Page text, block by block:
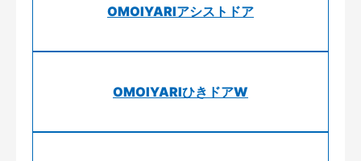
OMOIYARIアシストドア
OMOIYARIひきドアW